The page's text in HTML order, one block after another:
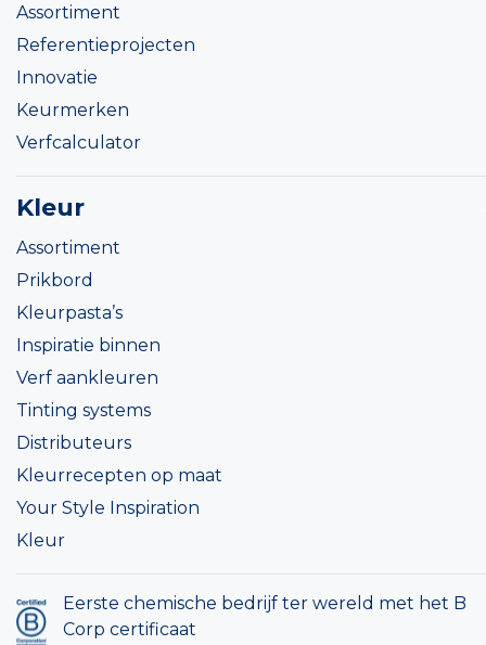
Assortiment
Referentieprojecten
Innovatie
Keurmerken
Verfcalculator
Kleur
Assortiment
Prikbord
Kleurpasta’s
Inspiratie binnen
Verf aankleuren
Tinting systems
Distributeurs
Kleurrecepten op maat
Your Style Inspiration
Kleur
Eerste chemische bedrijf ter wereld met het B
Corp certificaat